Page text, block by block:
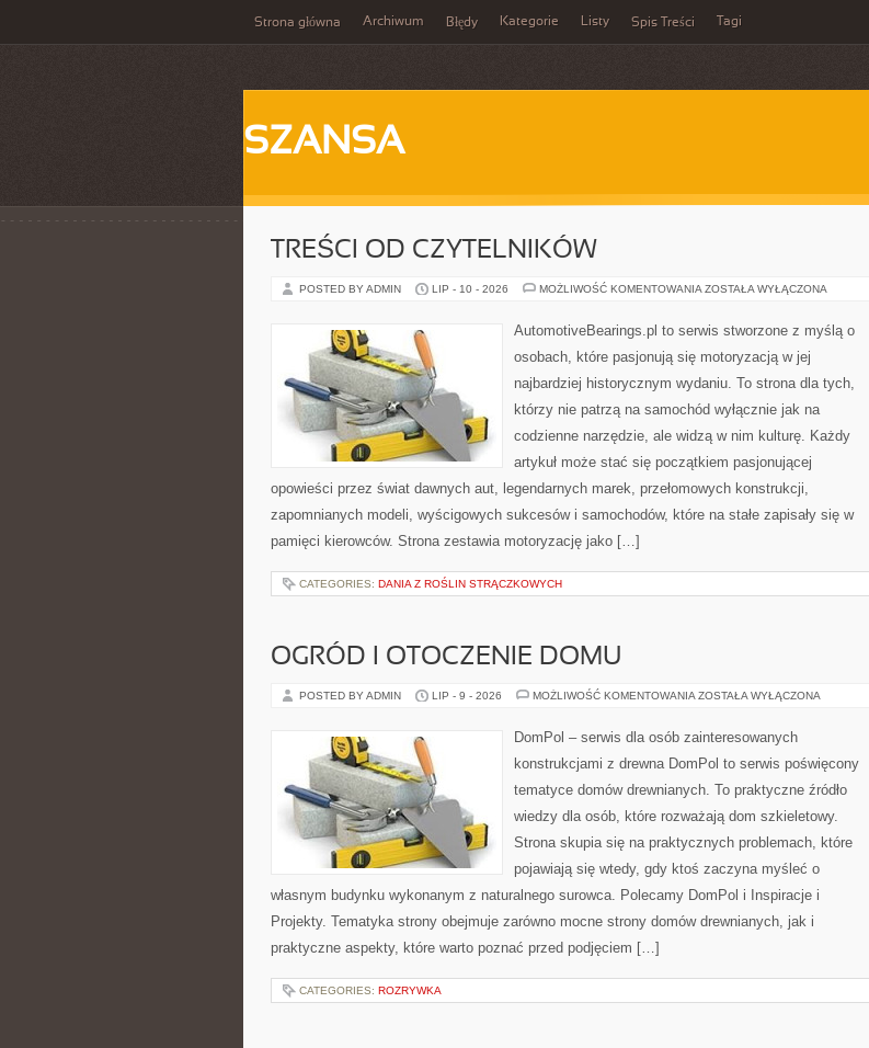
Strona główna Archiwum Błędy Kategorie Listy Spis Treści Tagi
SZANSA
TREŚCI OD CZYTELNIKÓW
POSTED BY ADMIN LIP - 10 - 2026 MOŻLIWOŚĆ KOMENTOWANIA TREŚCI
ZOSTAŁA WYŁĄCZONA
AutomotiveBearings.pl to serwis stworzone z myślą o
osobach, które pasjonują się motoryzacją w jej
najbardziej historycznym wydaniu. To strona dla tych,
którzy nie patrzą na samochód wyłącznie jak na
codzienne narzędzie, ale widzą w nim kulturę. Każdy
artykuł może stać się początkiem pasjonującej
opowieści przez świat dawnych aut, legendarnych marek, przełomowych konstrukcji,
zapomnianych modeli, wyścigowych sukcesów i samochodów, które na stałe zapisały się w
pamięci kierowców. Strona zestawia motoryzację jako […]
CATEGORIES: DANIA Z ROŚLIN STRĄCZKOWYCH
OGRÓD I OTOCZENIE DOMU
POSTED BY ADMIN LIP - 9 - 2026 MOŻLIWOŚĆ KOMENTOWANIA OGRÓD
DOMU
ZOSTAŁA WYŁĄCZONA
DomPol – serwis dla osób zainteresowanych
konstrukcjami z drewna DomPol to serwis poświęcony
tematyce domów drewnianych. To praktyczne źródło
wiedzy dla osób, które rozważają dom szkieletowy.
Strona skupia się na praktycznych problemach, które
pojawiają się wtedy, gdy ktoś zaczyna myśleć o
własnym budynku wykonanym z naturalnego surowca. Polecamy DomPol i Inspiracje i
Projekty. Tematyka strony obejmuje zarówno mocne strony domów drewnianych, jak i
praktyczne aspekty, które warto poznać przed podjęciem […]
CATEGORIES: ROZRYWKA